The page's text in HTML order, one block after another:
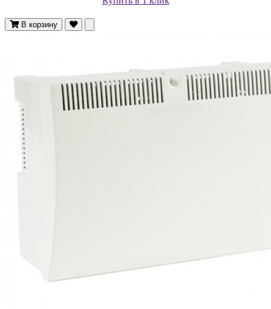
В корзину